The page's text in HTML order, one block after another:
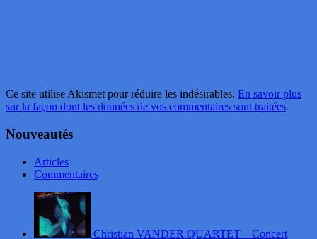
Ce site utilise Akismet pour réduire les indésirables. En savoir plus
sur la façon dont les données de vos commentaires sont traitées.
Nouveautés
Articles
Commentaires
Christian VANDER QUARTET – Concert